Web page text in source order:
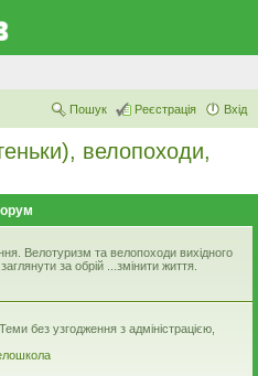
Вхід
Реєстрація
Пошук
велопоходи,
Велотуризм та велопоходи вихідного
за обрій ...змінити життя.
без узгодження з адміністрацією,